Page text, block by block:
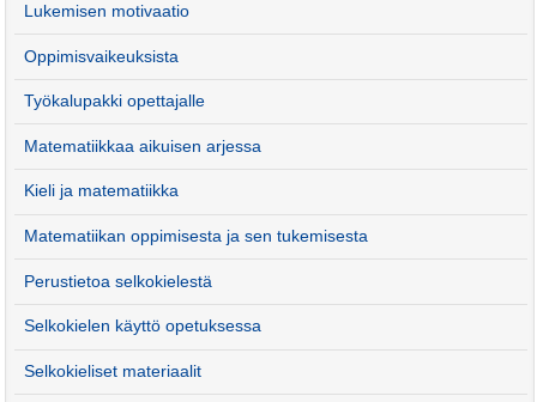
Lukemisen motivaatio
Oppimisvaikeuksista
Työkalupakki opettajalle
Matematiikkaa aikuisen arjessa
Kieli ja matematiikka
Matematiikan oppimisesta ja sen tukemisesta
Perustietoa selkokielestä
Selkokielen käyttö opetuksessa
Selkokieliset materiaalit